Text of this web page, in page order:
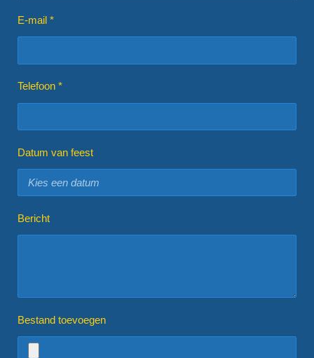
E-mail *
Telefoon *
Datum van feest
Bericht
Bestand toevoegen